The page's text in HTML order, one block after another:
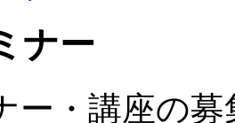
ナー
ー・講座の